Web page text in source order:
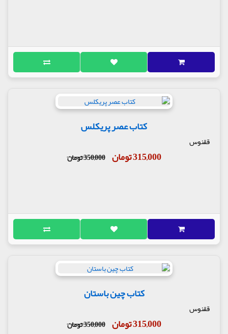
کتاب عصر پریکلس
ققنوس
315,000 تومان 350,000 تومان
کتاب چین باستان
ققنوس
315,000 تومان 350,000 تومان